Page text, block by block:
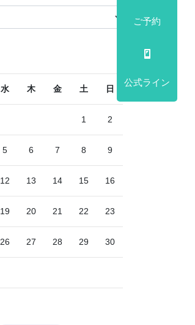
水 木 金 土 日
1 2
5 6 7 8 9
12 13 14 15 16
19 20 21 22 23
26 27 28 29 30
ご予約
公式ライン